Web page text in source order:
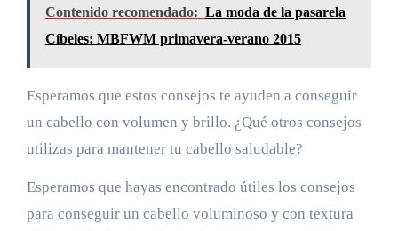
Contenido recomendado: La moda de la pasarela
Cíbeles: MBFWM primavera-verano 2015
Esperamos que estos consejos te ayuden a conseguir
un cabello con volumen y brillo. ¿Qué otros consejos
utilizas para mantener tu cabello saludable?
Esperamos que hayas encontrado útiles los consejos
para conseguir un cabello voluminoso y con textura